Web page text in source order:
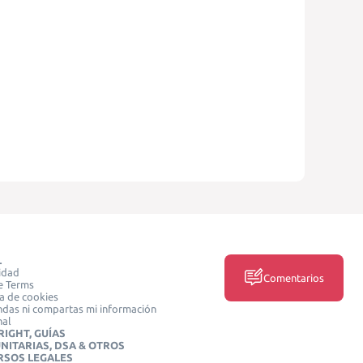
Terms
de cookies
ni compartas mi información
GUÍAS
DSA & OTROS
LEGALES
Comentarios